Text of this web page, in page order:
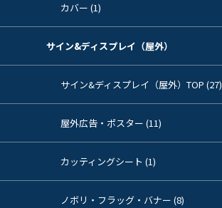
カバー (1)
サイン&ディスプレイ（屋外）
サイン&ディスプレイ（屋外）TOP (27)
屋外広告・ポスター (11)
カッティングシート (1)
ノボリ・フラッグ・バナー (8)